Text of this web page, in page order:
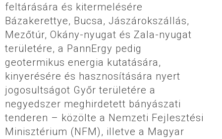
feltárására és kitermelésére
Bázakerettye, Bucsa, Jászárokszállás,
Mezőtúr, Okány-nyugat és Zala-nyugat
területére, a PannErgy pedig
geotermikus energia kutatására,
kinyerésére és hasznosítására nyert
jogosultságot Győr területére a
negyedszer meghirdetett bányászati
tenderen – közölte a Nemzeti Fejlesztési
Minisztérium (NFM), illetve a Magyar